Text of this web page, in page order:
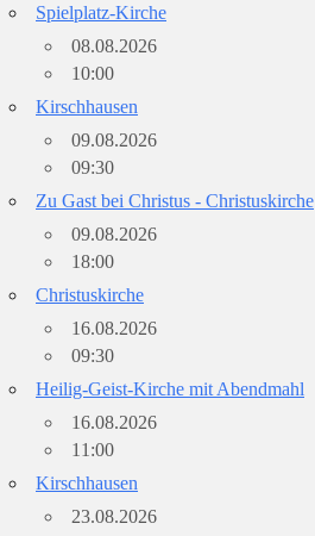
Spielplatz-Kirche
08.08.2026
10:00
Kirschhausen
09.08.2026
09:30
Zu Gast bei Christus - Christuskirche
09.08.2026
18:00
Christuskirche
16.08.2026
09:30
Heilig-Geist-Kirche mit Abendmahl
16.08.2026
11:00
Kirschhausen
23.08.2026